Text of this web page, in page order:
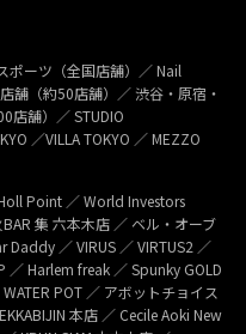
ポーツ（全国店舗）／ Nail
舗（約50店舗）／ 渋谷・原宿・
店舗）／ STUDIO
／VILLA TOKYO ／ MEZZO
Point ／ World Investors
BAR 集 六本木店 ／ ベル・オーブ
／ VIRUS ／ VIRTUS2 ／
／ Harlem freak ／ Spunky GOLD
POT ／ アボットチョイス
本店 ／ Cecile Aoki New